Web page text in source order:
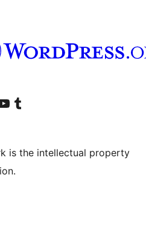
LinkedIn
tonë TikTok
kanalin tonë YouTube
Vizitoni llogarinë tonë Tumblr
is the intellectual property